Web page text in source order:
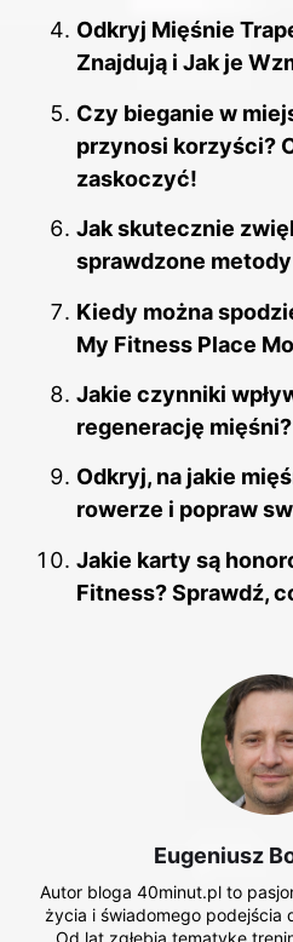
Odkryj Mięśnie
Znajdują i Jak je
Czy bieganie w
przynosi korzyści?
zaskoczyć!
Jak skutecznie
sprawdzone
Kiedy można
My Fitness Place
Jakie czynniki
regenerację mięśni?
Odkryj, na jakie
rowerze i popraw
Jakie karty są
Fitness? Sprawdź,
Eugeniusz
Autor bloga 40minut.pl to
życia i świadomego podejścia